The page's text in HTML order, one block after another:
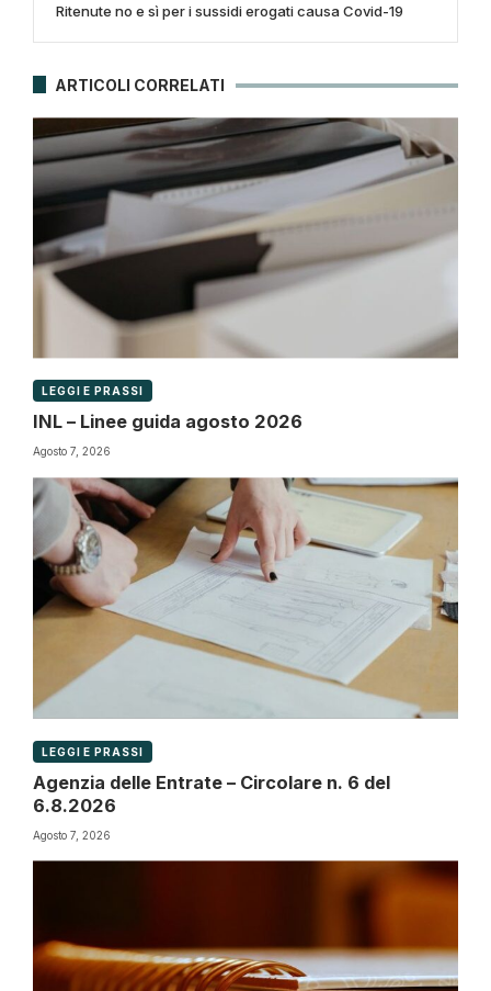
Ritenute no e sì per i sussidi erogati causa Covid-19
ARTICOLI CORRELATI
LEGGI E PRASSI
INL – Linee guida agosto 2026
Agosto 7, 2026
LEGGI E PRASSI
Agenzia delle Entrate – Circolare n. 6 del
6.8.2026
Agosto 7, 2026